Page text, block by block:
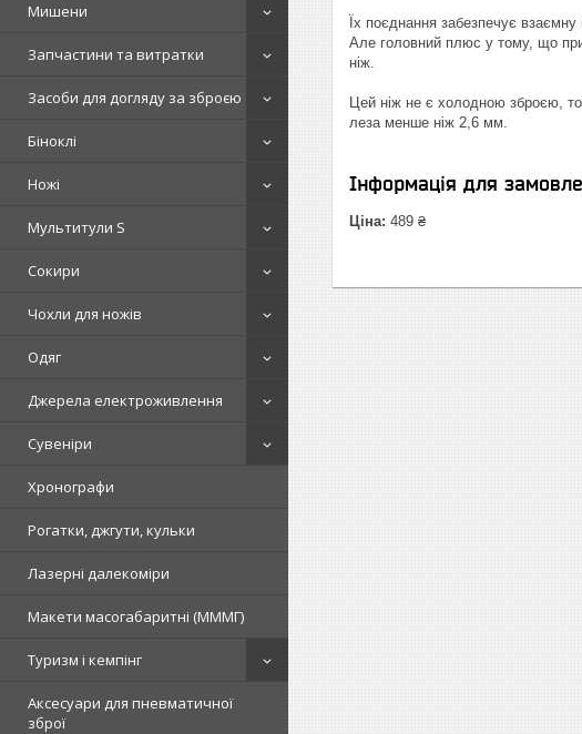
Мишени
Запчастини та витратки
Засоби для догляду за зброєю
Біноклі
Ножі
Мультитули S
Сокири
Чохли для ножів
Одяг
Джерела електроживлення
Сувеніри
Хронографи
Рогатки, джгути, кульки
Лазерні далекоміри
Макети масогабаритні (МММГ)
Туризм і кемпінг
Аксесуари для пневматичної
зброї
Їх поєднання забезпечує
Але головний плюс у тому, що при
ніж.
Цей ніж не є холодною зброєю,
леза менше ніж 2,6 мм.
Інформація для
Ціна: 489 ₴